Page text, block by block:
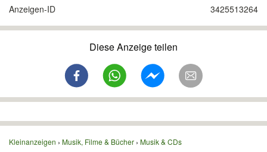
Anzeigen-ID 3425513264
Diese Anzeige teilen
Kleinanzeigen Musik, Filme & Bücher Musik & CDs